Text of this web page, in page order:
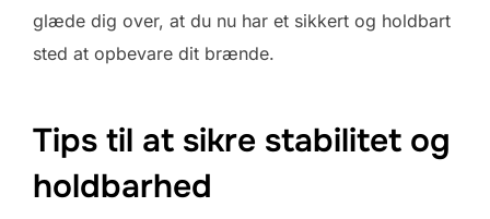
glæde dig over, at du nu har et sikkert og holdbart
sted at opbevare dit brænde.
Tips til at sikre stabilitet og
holdbarhed